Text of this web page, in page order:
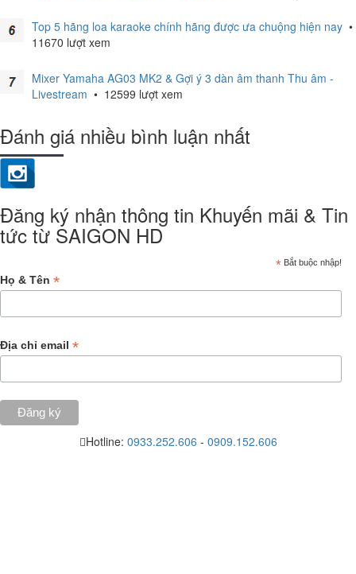
Top 5 hãng loa karaoke chính hãng được ưa chuộng hiện nay •
11670 lượt xem
Mixer Yamaha AG03 MK2 & Gợi ý 3 dàn âm thanh Thu âm -
Livestream • 12599 lượt xem
Đánh giá nhiều bình luận nhất
Đăng ký nhận thông tin Khuyến mãi & Tin
tức từ SAIGON HD
* Bắt buộc nhập!
Họ & Tên *
Địa chỉ email *
Hotline: 0933.252.606 - 0909.152.606